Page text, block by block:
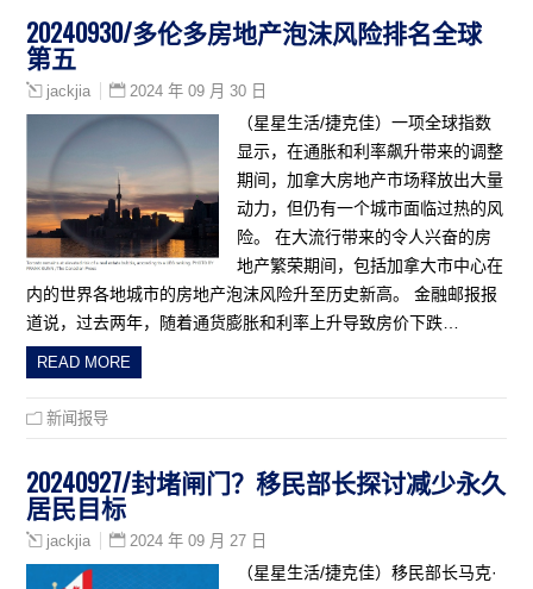
20240930/多伦多房地产泡沫风险排名全球
第五
jackjia 2024 年 09 月 30 日
（星星生活/捷克佳）一项全球指数
显示，在通胀和利率飙升带来的调整
期间，加拿大房地产市场释放出大量
动力，但仍有一个城市面临过热的风
险。 在大流行带来的令人兴奋的房
地产繁荣期间，包括加拿大市中心在
内的世界各地城市的房地产泡沫风险升至历史新高。 金融邮报报
道说，过去两年，随着通货膨胀和利率上升导致房价下跌…
READ MORE
新闻报导
20240927/封堵闸门？移民部长探讨减少永久
居民目标
jackjia 2024 年 09 月 27 日
（星星生活/捷克佳）移民部长马克·